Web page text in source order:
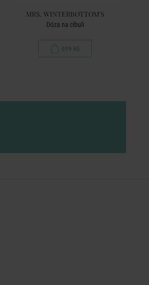
MRS. WINTERBOTTOM'S
Dóza na cibuli
599 Kč